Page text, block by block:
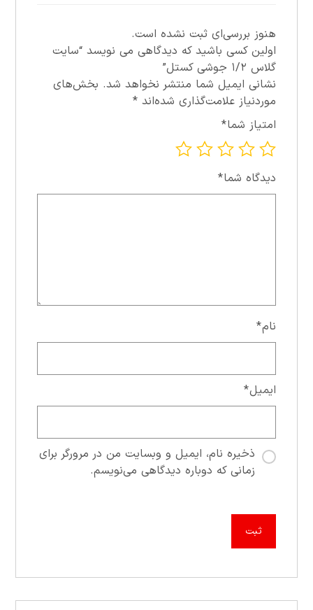
هنوز بررسی‌ای ثبت نشده است.
اولین کسی باشید که دیدگاهی می نویسد “سايت
گلاس ۱/۲ جوشي کستل”
نشانی ایمیل شما منتشر نخواهد شد. بخش‌های
موردنیاز علامت‌گذاری شده‌اند*
امتیاز شما*
دیدگاه شما*
نام*
ایمیل*
ذخیره نام، ایمیل و وبسایت من در مرورگر برای
زمانی که دوباره دیدگاهی می‌نویسم.